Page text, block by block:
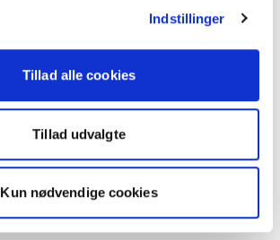
Indstillinger
Tillad alle cookies
Tillad udvalgte
Kun nødvendige cookies